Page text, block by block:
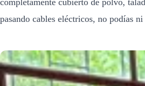
pasando cables eléctricos, no podías